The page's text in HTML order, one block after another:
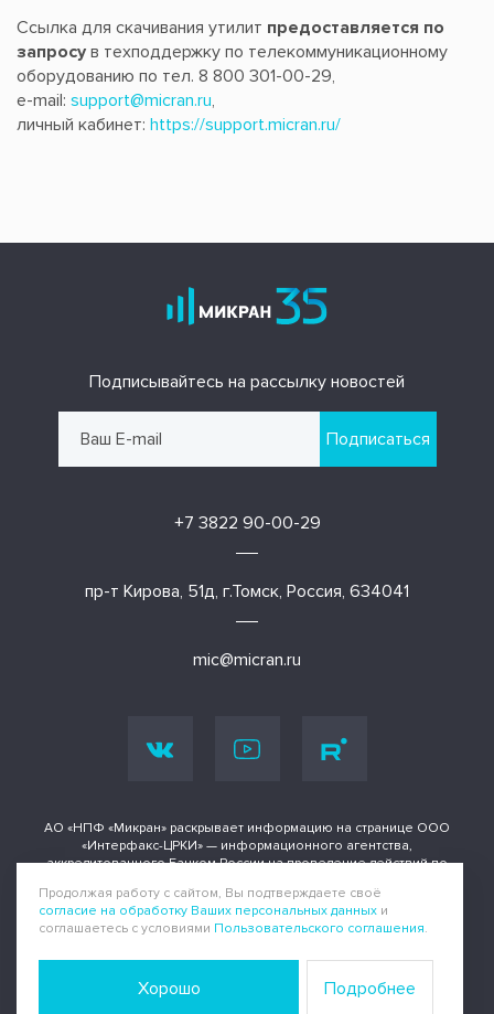
Ссылка для скачивания утилит предоставляется по
запросу в техподдержку по телекоммуникационному
оборудованию по тел. 8 800 301-00-29,
e-mail: support@micran.ru,
личный кабинет: https://support.micran.ru/
Подписывайтесь на рассылку новостей
Подписаться
+7 3822 90-00-29
mic@micran.ru
пр-т Кирова, 51д, г.Томск, Россия, 634041
АО «НПФ «Микран» раскрывает информацию на странице ООО
«Интерфакс-ЦРКИ» — информационного агентства,
аккредитованного Банком России на проведение действий по
инструментах.
Информация доступна по адресу
Продолжая работу с сайтом, Вы подтверждаете своё
согласие на обработку Ваших персональных данных и
соглашаетесь с условиями Пользовательского соглашения.
Хорошо Подробнее